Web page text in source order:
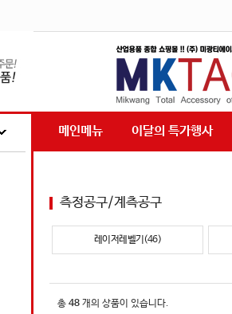
메인메뉴 이달의 특가행사
측정공구/계측공구
레이저레벨기(46)
총 48 개의 상품이 있습니다.